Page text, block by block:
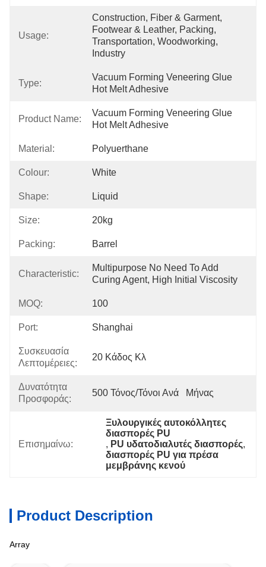
Usage:
Construction, Fiber & Garment,
Footwear & Leather, Packing,
Transportation, Woodworking,
Industry
Type:
Vacuum Forming Veneering Glue
Hot Melt Adhesive
Product Name:
Vacuum Forming Veneering Glue
Hot Melt Adhesive
Material: Polyuerthane
Colour: White
Shape: Liquid
Size: 20kg
Packing: Barrel
Characteristic:
Multipurpose No Need To Add
Curing Agent, High Initial Viscosity
MOQ: 100
Port: Shanghai
Συσκευασία
Λεπτομέρειες:
20 Κάδος Κλ
Δυνατότητα
Προσφοράς:
500 Τόνος/τόνοι Ανά   Μήνας
Επισημαίνω:
Ξυλουργικές αυτοκόλλητες
διασπορές PU
, PU υδατοδιαλυτές διασπορές
διασπορές PU για πρέσα
μεμβράνης κενού
Product Description
Array